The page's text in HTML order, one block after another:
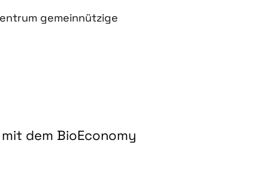
gemeinnützige
dem BioEconomy